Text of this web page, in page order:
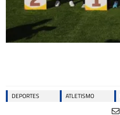
DEPORTES ATLETISMO